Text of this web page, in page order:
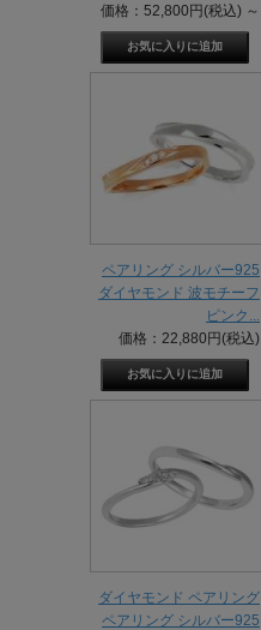
価格：52,800円(税込) ～
ペアリング シルバー925
ダイヤモンド 波モチーフ
ピンク...
価格：22,880円(税込)
ダイヤモンド ペアリング
ペアリング シルバー925